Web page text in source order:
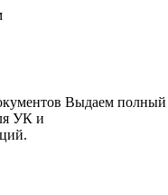
Выдаем полный
УК и